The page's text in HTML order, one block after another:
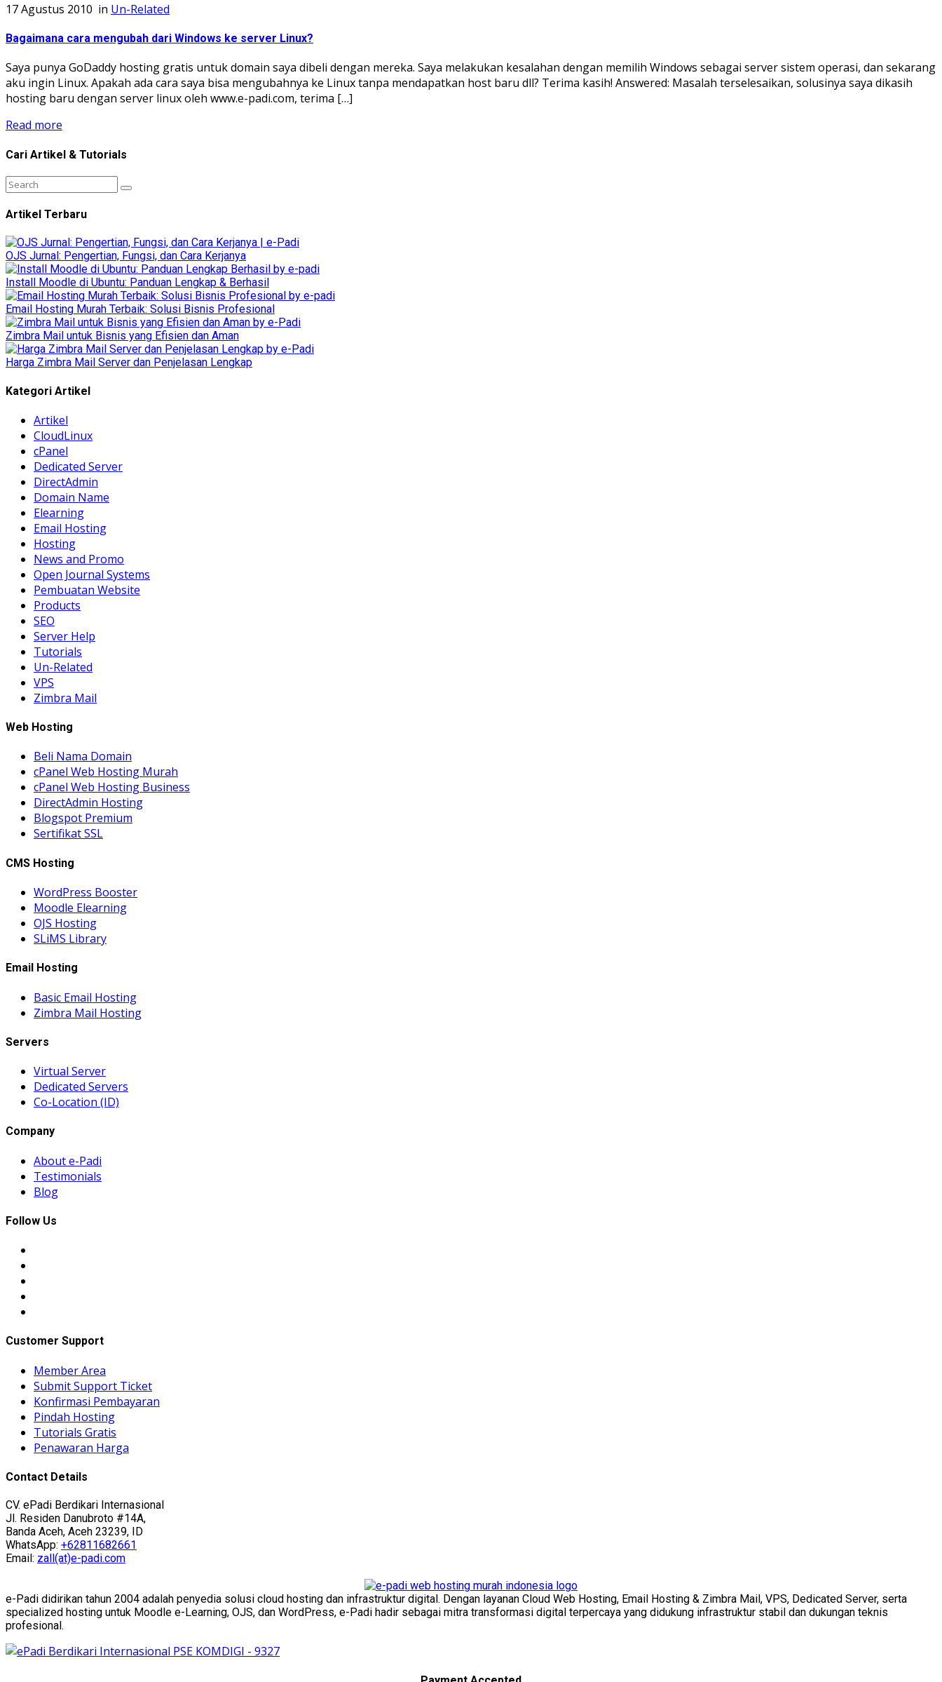
17 Agustus 2010 in Un-Related
Bagaimana cara mengubah dari Windows ke server Linux?
Saya punya GoDaddy hosting gratis untuk domain saya dibeli dengan mereka. Saya melakukan kesalahan dengan memilih Windows sebagai server sistem operasi, dan sekarang
aku ingin Linux. Apakah ada cara saya bisa mengubahnya ke Linux tanpa mendapatkan host baru dll? Terima kasih! Answered: Masalah terselesaikan, solusinya saya dikasih
hosting baru dengan server linux oleh www.e-padi.com, terima […]
Read more
Cari Artikel & Tutorials
Artikel Terbaru
OJS Jurnal: Pengertian, Fungsi, dan Cara Kerjanya
Install Moodle di Ubuntu: Panduan Lengkap & Berhasil
Email Hosting Murah Terbaik: Solusi Bisnis Profesional
Zimbra Mail untuk Bisnis yang Efisien dan Aman
Harga Zimbra Mail Server dan Penjelasan Lengkap
Kategori Artikel
Artikel
CloudLinux
cPanel
Dedicated Server
DirectAdmin
Domain Name
Elearning
Email Hosting
Hosting
News and Promo
Open Journal Systems
Pembuatan Website
Products
SEO
Server Help
Tutorials
Un-Related
VPS
Zimbra Mail
Web Hosting
Beli Nama Domain
cPanel Web Hosting Murah
cPanel Web Hosting Business
DirectAdmin Hosting
Blogspot Premium
Sertifikat SSL
CMS Hosting
WordPress Booster
Moodle Elearning
OJS Hosting
SLiMS Library
Email Hosting
Basic Email Hosting
Zimbra Mail Hosting
Servers
Virtual Server
Dedicated Servers
Co-Location (ID)
Company
About e-Padi
Testimonials
Blog
Follow Us
Customer Support
Member Area
Submit Support Ticket
Konfirmasi Pembayaran
Pindah Hosting
Tutorials Gratis
Penawaran Harga
Contact Details
CV. ePadi Berdikari Internasional
Jl. Residen Danubroto #14A,
Banda Aceh, Aceh 23239, ID
WhatsApp: +62811682661
Email: zall(at)e-padi.com
e-Padi didirikan tahun 2004 adalah penyedia solusi cloud hosting dan infrastruktur digital. Dengan layanan Cloud Web Hosting, Email Hosting & Zimbra Mail, VPS, Dedicated Server, serta
specialized hosting untuk Moodle e-Learning, OJS, dan WordPress, e-Padi hadir sebagai mitra transformasi digital terpercaya yang didukung infrastruktur stabil dan dukungan teknis
profesional.